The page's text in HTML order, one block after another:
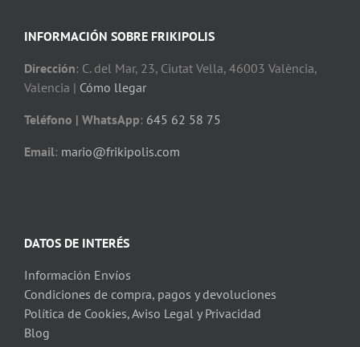
INFORMACIÓN SOBRE FRIKIPOLIS
Dirección: C. del Mar, 23, Ciutat Vella, 46003 València,
Valencia | Cómo llegar
Teléfono | WhatsApp: 645 62 58 75
Email: mario@frikipolis.com
DATOS DE INTERÉS
Información Envíos
Condiciones de compra, pagos y devoluciones
Política de Cookies, Aviso Legal y Privacidad
Blog